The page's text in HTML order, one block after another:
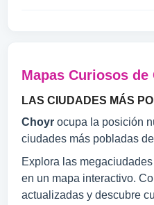
Mapas Curiosos de
LAS CIUDADES MÁS
Choyr ocupa la posición
ciudades más pobladas
Explora las
en un mapa interactivo.
actualizadas y descubre